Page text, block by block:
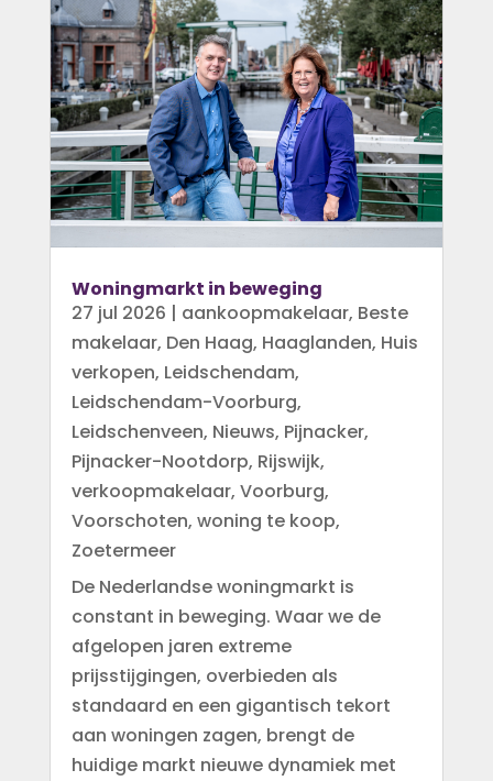
Woningmarkt in beweging
27 jul 2026 | aankoopmakelaar, Beste
makelaar, Den Haag, Haaglanden, Huis
verkopen, Leidschendam,
Leidschendam-Voorburg,
Leidschenveen, Nieuws, Pijnacker,
Pijnacker-Nootdorp, Rijswijk,
verkoopmakelaar, Voorburg,
Voorschoten, woning te koop,
Zoetermeer
De Nederlandse woningmarkt is
constant in beweging. Waar we de
afgelopen jaren extreme
prijsstijgingen, overbieden als
standaard en een gigantisch tekort
aan woningen zagen, brengt de
huidige markt nieuwe dynamiek met